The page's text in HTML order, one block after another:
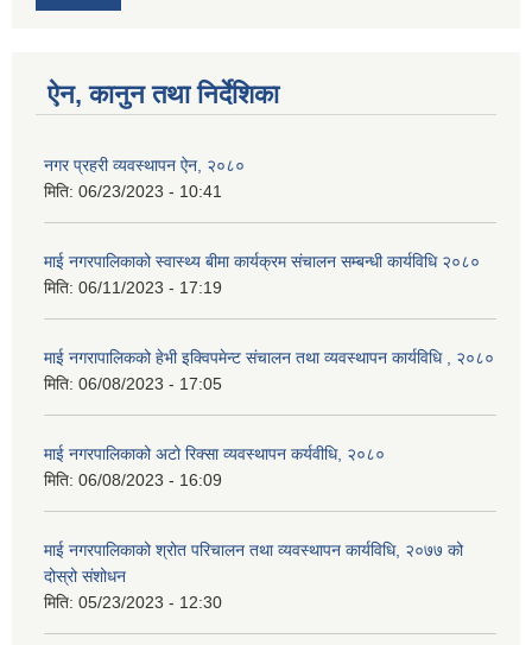
ऐन, कानुन तथा निर्देशिका
नगर प्रहरी व्यवस्थापन ऐन, २०८०
मिति: 06/23/2023 - 10:41
माई नगरपालिकाको स्वास्थ्य बीमा कार्यक्रम संचालन सम्बन्धी कार्यविधि २०८०
मिति: 06/11/2023 - 17:19
माई नगरापालिकको हेभी इक्विपमेन्ट संचालन तथा व्यवस्थापन कार्यविधि , २०८०
मिति: 06/08/2023 - 17:05
माई नगरपालिकाको अटो रिक्सा व्यवस्थापन कर्यवीधि, २०८०
मिति: 06/08/2023 - 16:09
माई नगरपालिकाको श्रोत परिचालन तथा व्यवस्थापन कार्यविधि, २०७७ को
दोस्रो संशोधन
मिति: 05/23/2023 - 12:30